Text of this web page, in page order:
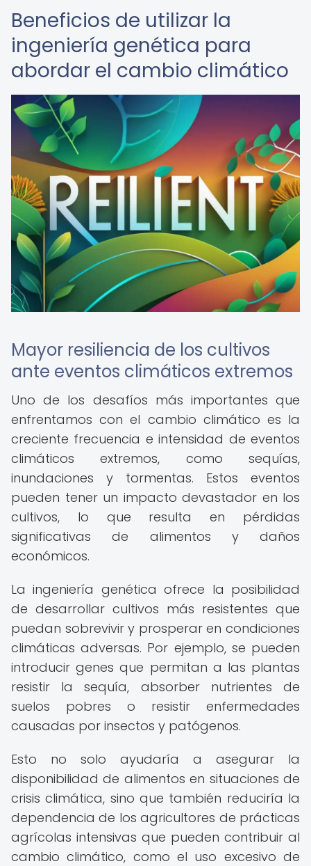
Beneficios de utilizar la
ingeniería genética para
abordar el cambio climático
Mayor resiliencia de los cultivos
ante eventos climáticos extremos
Uno de los desafíos más importantes que
enfrentamos con el cambio climático es la
creciente frecuencia e intensidad de eventos
climáticos extremos, como sequías,
inundaciones y tormentas. Estos eventos
pueden tener un impacto devastador en los
cultivos, lo que resulta en pérdidas
significativas de alimentos y daños
económicos.
La ingeniería genética ofrece la posibilidad
de desarrollar cultivos más resistentes que
puedan sobrevivir y prosperar en condiciones
climáticas adversas. Por ejemplo, se pueden
introducir genes que permitan a las plantas
resistir la sequía, absorber nutrientes de
suelos pobres o resistir enfermedades
causadas por insectos y patógenos.
Esto no solo ayudaría a asegurar la
disponibilidad de alimentos en situaciones de
crisis climática, sino que también reduciría la
dependencia de los agricultores de prácticas
agrícolas intensivas que pueden contribuir al
cambio climático, como el uso excesivo de